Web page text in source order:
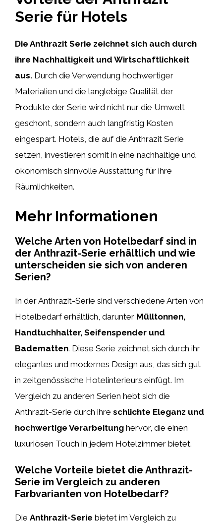
Serie für Hotels
Die Anthrazit Serie zeichnet sich auch durch
ihre Nachhaltigkeit und Wirtschaftlichkeit
aus. Durch die Verwendung hochwertiger
Materialien und die langlebige Qualität der
Produkte der Serie wird nicht nur die Umwelt
geschont, sondern auch langfristig Kosten
eingespart. Hotels, die auf die Anthrazit Serie
setzen, investieren somit in eine nachhaltige und
ökonomisch sinnvolle Ausstattung für ihre
Räumlichkeiten.
Mehr Informationen
Welche Arten von Hotelbedarf sind in
der Anthrazit-Serie erhältlich und wie
unterscheiden sie sich von anderen
Serien?
In der Anthrazit-Serie sind verschiedene Arten von
Hotelbedarf erhältlich, darunter Mülltonnen,
Handtuchhalter, Seifenspender und
Badematten. Diese Serie zeichnet sich durch ihr
elegantes und modernes Design aus, das sich gut
in zeitgenössische Hotelinterieurs einfügt. Im
Vergleich zu anderen Serien hebt sich die
Anthrazit-Serie durch ihre schlichte Eleganz und
hochwertige Verarbeitung hervor, die einen
luxuriösen Touch in jedem Hotelzimmer bietet.
Welche Vorteile bietet die Anthrazit-
Serie im Vergleich zu anderen
Farbvarianten von Hotelbedarf?
Die Anthrazit-Serie bietet im Vergleich zu